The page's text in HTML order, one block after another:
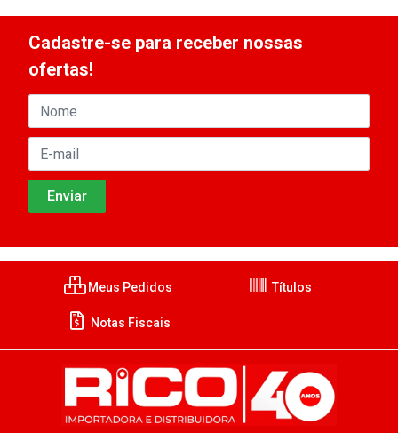
Cadastre-se para receber nossas
ofertas!
Meus Pedidos Títulos
Notas Fiscais